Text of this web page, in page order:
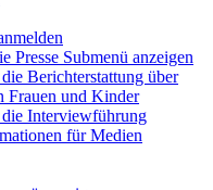
Presse Submenü anzeigen
Berichterstattung über
Frauen und Kinder
Interviewführung
für Medien